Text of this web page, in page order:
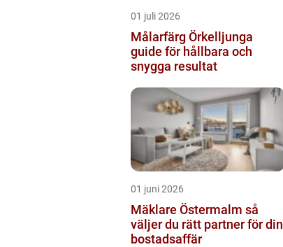
01 juli 2026
Målarfärg Örkelljunga
guide för hållbara och
snygga resultat
01 juni 2026
Mäklare Östermalm så
väljer du rätt partner för din
bostadsaffär